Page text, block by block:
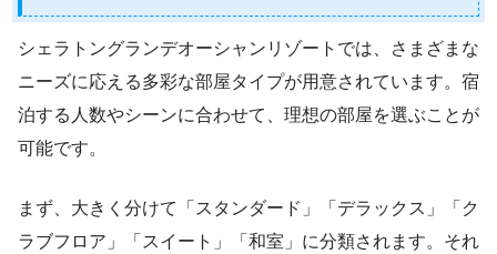
シェラトングランデオーシャンリゾートでは、さまざまな
ニーズに応える多彩な部屋タイプが用意されています。宿
泊する人数やシーンに合わせて、理想の部屋を選ぶことが
可能です。
まず、大きく分けて「スタンダード」「デラックス」「ク
ラブフロア」「スイート」「和室」に分類されます。それ